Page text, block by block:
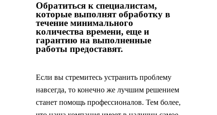
Обратиться к специалистам,
которые выполнят обработку в
течение минимального
количества времени, еще и
гарантию на выполненные
работы предоставят.
Если вы стремитесь устранить проблему
навсегда, то конечно же лучшим решением
станет помощь профессионалов. Тем более,